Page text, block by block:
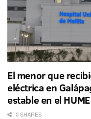
El menor que
eléctrica en
estable en el HUME
0 SHARES